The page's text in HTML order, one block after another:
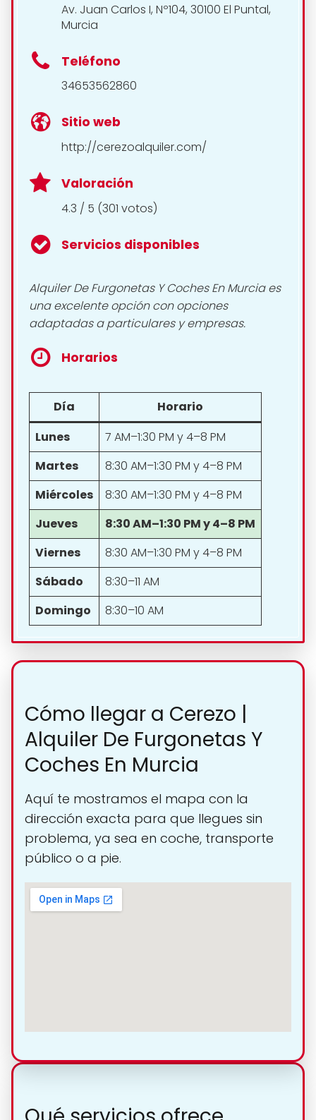
Av. Juan Carlos I, Nº104, 30100 El Puntal,
Murcia
Teléfono
34653562860
Sitio web
http://cerezoalquiler.com/
Valoración
4.3 / 5 (301 votos)
Servicios disponibles
Alquiler De Furgonetas Y Coches En Murcia es
una excelente opción con opciones
adaptadas a particulares y empresas.
Horarios
Día
Horario
Lunes
7 AM–1:30 PM y 4–8 PM
Martes
8:30 AM–1:30 PM y 4–8 PM
Miércoles
8:30 AM–1:30 PM y 4–8 PM
Jueves
8:30 AM–1:30 PM y 4–8 PM
Viernes
8:30 AM–1:30 PM y 4–8 PM
Sábado
8:30–11 AM
Domingo
8:30–10 AM
Cómo llegar a Cerezo |
Alquiler De Furgonetas Y
Coches En Murcia
Aquí te mostramos el mapa con la
dirección exacta para que llegues sin
problema, ya sea en coche, transporte
público o a pie.